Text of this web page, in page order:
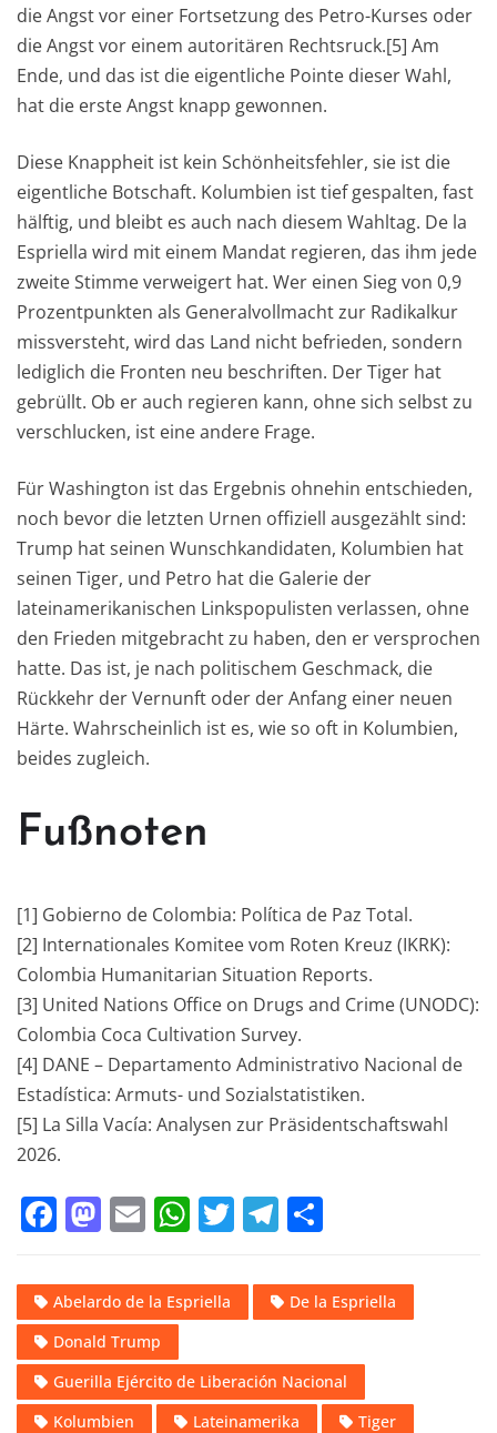
die Angst vor einer Fortsetzung des Petro-Kurses oder
die Angst vor einem autoritären Rechtsruck.[5] Am
Ende, und das ist die eigentliche Pointe dieser Wahl,
hat die erste Angst knapp gewonnen.
Diese Knappheit ist kein Schönheitsfehler, sie ist die
eigentliche Botschaft. Kolumbien ist tief gespalten, fast
hälftig, und bleibt es auch nach diesem Wahltag. De la
Espriella wird mit einem Mandat regieren, das ihm jede
zweite Stimme verweigert hat. Wer einen Sieg von 0,9
Prozentpunkten als Generalvollmacht zur Radikalkur
missversteht, wird das Land nicht befrieden, sondern
lediglich die Fronten neu beschriften. Der Tiger hat
gebrüllt. Ob er auch regieren kann, ohne sich selbst zu
verschlucken, ist eine andere Frage.
Für Washington ist das Ergebnis ohnehin entschieden,
noch bevor die letzten Urnen offiziell ausgezählt sind:
Trump hat seinen Wunschkandidaten, Kolumbien hat
seinen Tiger, und Petro hat die Galerie der
lateinamerikanischen Linkspopulisten verlassen, ohne
den Frieden mitgebracht zu haben, den er versprochen
hatte. Das ist, je nach politischem Geschmack, die
Rückkehr der Vernunft oder der Anfang einer neuen
Härte. Wahrscheinlich ist es, wie so oft in Kolumbien,
beides zugleich.
Fußnoten
[1] Gobierno de Colombia: Política de Paz Total.
[2] Internationales Komitee vom Roten Kreuz (IKRK):
Colombia Humanitarian Situation Reports.
[3] United Nations Office on Drugs and Crime (UNODC):
Colombia Coca Cultivation Survey.
[4] DANE – Departamento Administrativo Nacional de
Estadística: Armuts- und Sozialstatistiken.
[5] La Silla Vacía: Analysen zur Präsidentschaftswahl
2026.
F
c
e
b
o
M
st
o
d
o
E
ai
l
W
at
s
A
p
T
it
te
r
T
e
gr
a
m
le
n
Abelardo de la Espriella
De la Espriella
Donald Trump
Guerilla Ejército de Liberación Nacional
Kolumbien
Lateinamerika
Tiger